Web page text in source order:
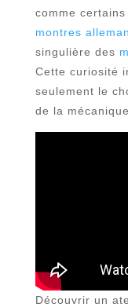
comme
montres
singulière des
Cette curiosité
seulement le
de la
Découvrir un